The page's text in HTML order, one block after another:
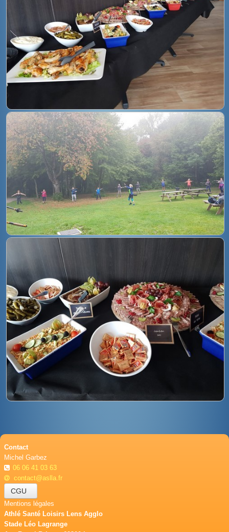
Contact
Michel Garbez
06 06 41 03 63
contact@aslla.fr
CGU
Mentions légales
Athlé Santé Loisirs Lens Agglo
Stade Léo Lagrange